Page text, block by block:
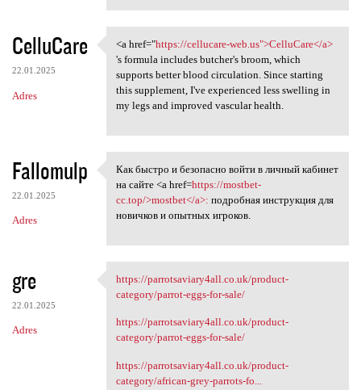
CelluCare
22.01.2025
Adres
<a href="https://cellucare
<a href="https://cellucare-web.us">CelluCare</a>
's formula includes butcher's broom, which
supports better blood circulation. Since starting
this supplement, I've experienced less swelling in
my legs and improved vascular health.
Fallomulp
22.01.2025
Adres
Как быстро и безопасно войти
Как быстро и безопасно войти в личный кабинет
на сайте <a href=https://mostbet-
cc.top/>mostbet</a>: подробная инструкция для
новичков и опытных игроков.
gre
22.01.2025
Adres
https://parrotsaviary4all.co
https://parrotsaviary4all.co.uk/product-
category/parrot-eggs-for-sale/
https://parrotsaviary4all.co.uk/product-
category/parrot-eggs-for-sale/
https://parrotsaviary4all.co.uk/product-
category/african-grey-parrots-fo...